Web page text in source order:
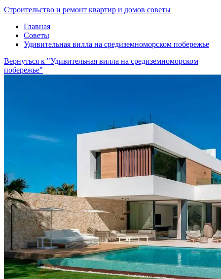
Строительство и ремонт квартир и домов советы
Главная
Советы
Удивительная вилла на средиземноморском побережье
Вернуться к "Удивительная вилла на средиземноморском
побережье"